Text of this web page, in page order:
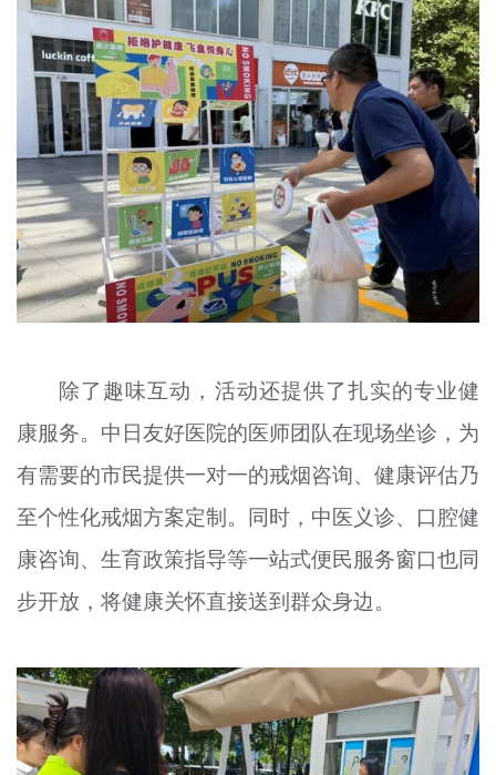
除了趣味互动，活动还提供了扎实的专业健
康服务。中日友好医院的医师团队在现场坐诊，为
有需要的市民提供一对一的戒烟咨询、健康评估乃
至个性化戒烟方案定制。同时，中医义诊、口腔健
康咨询、生育政策指导等一站式便民服务窗口也同
步开放，将健康关怀直接送到群众身边。